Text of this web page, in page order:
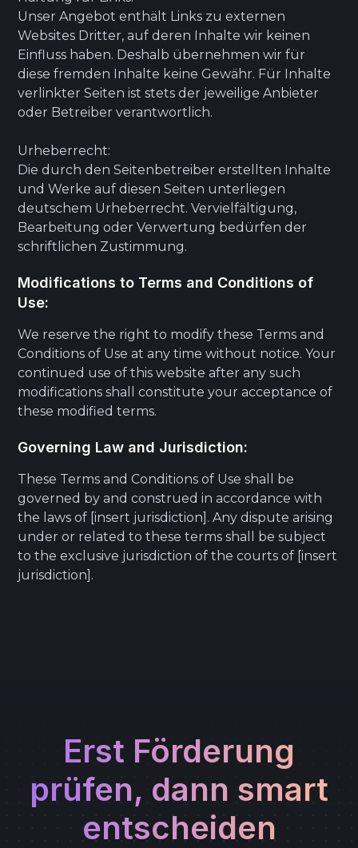
Unser Angebot enthält Links zu externen
Websites Dritter, auf deren Inhalte wir keinen
Einfluss haben. Deshalb übernehmen wir für
diese fremden Inhalte keine Gewähr. Für Inhalte
verlinkter Seiten ist stets der jeweilige Anbieter
oder Betreiber verantwortlich.
Urheberrecht:
Die durch den Seitenbetreiber erstellten Inhalte
und Werke auf diesen Seiten unterliegen
deutschem Urheberrecht. Vervielfältigung,
Bearbeitung oder Verwertung bedürfen der
schriftlichen Zustimmung.
Modifications to Terms and Conditions of
Use:
We reserve the right to modify these Terms and
Conditions of Use at any time without notice. Your
continued use of this website after any such
modifications shall constitute your acceptance of
these modified terms.
Governing Law and Jurisdiction:
These Terms and Conditions of Use shall be
governed by and construed in accordance with
the laws of [insert jurisdiction]. Any dispute arising
under or related to these terms shall be subject
to the exclusive jurisdiction of the courts of [insert
jurisdiction].
Erst Förderung
prüfen, dann smart
entscheiden